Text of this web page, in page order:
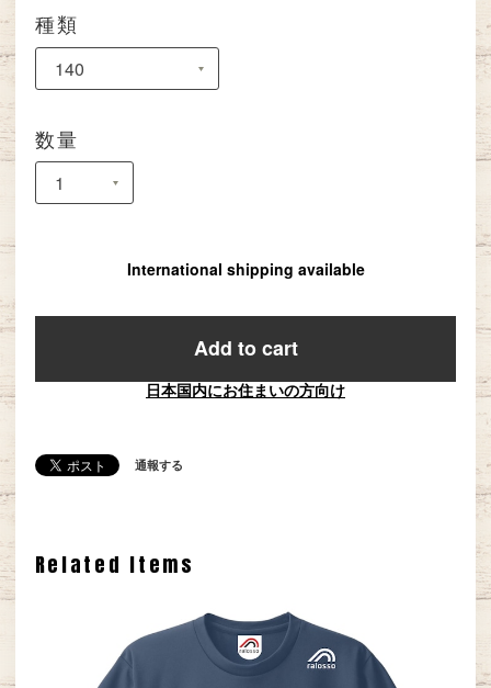
種類
数量
International shipping available
Add to cart
日本国内にお住まいの方向け
通報する
Related Items